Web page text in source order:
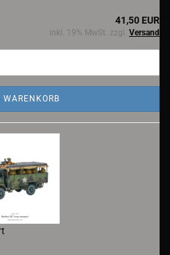
41,50 EUR
inkl. 19% MwSt. zzgl. Versand
WARENKORB